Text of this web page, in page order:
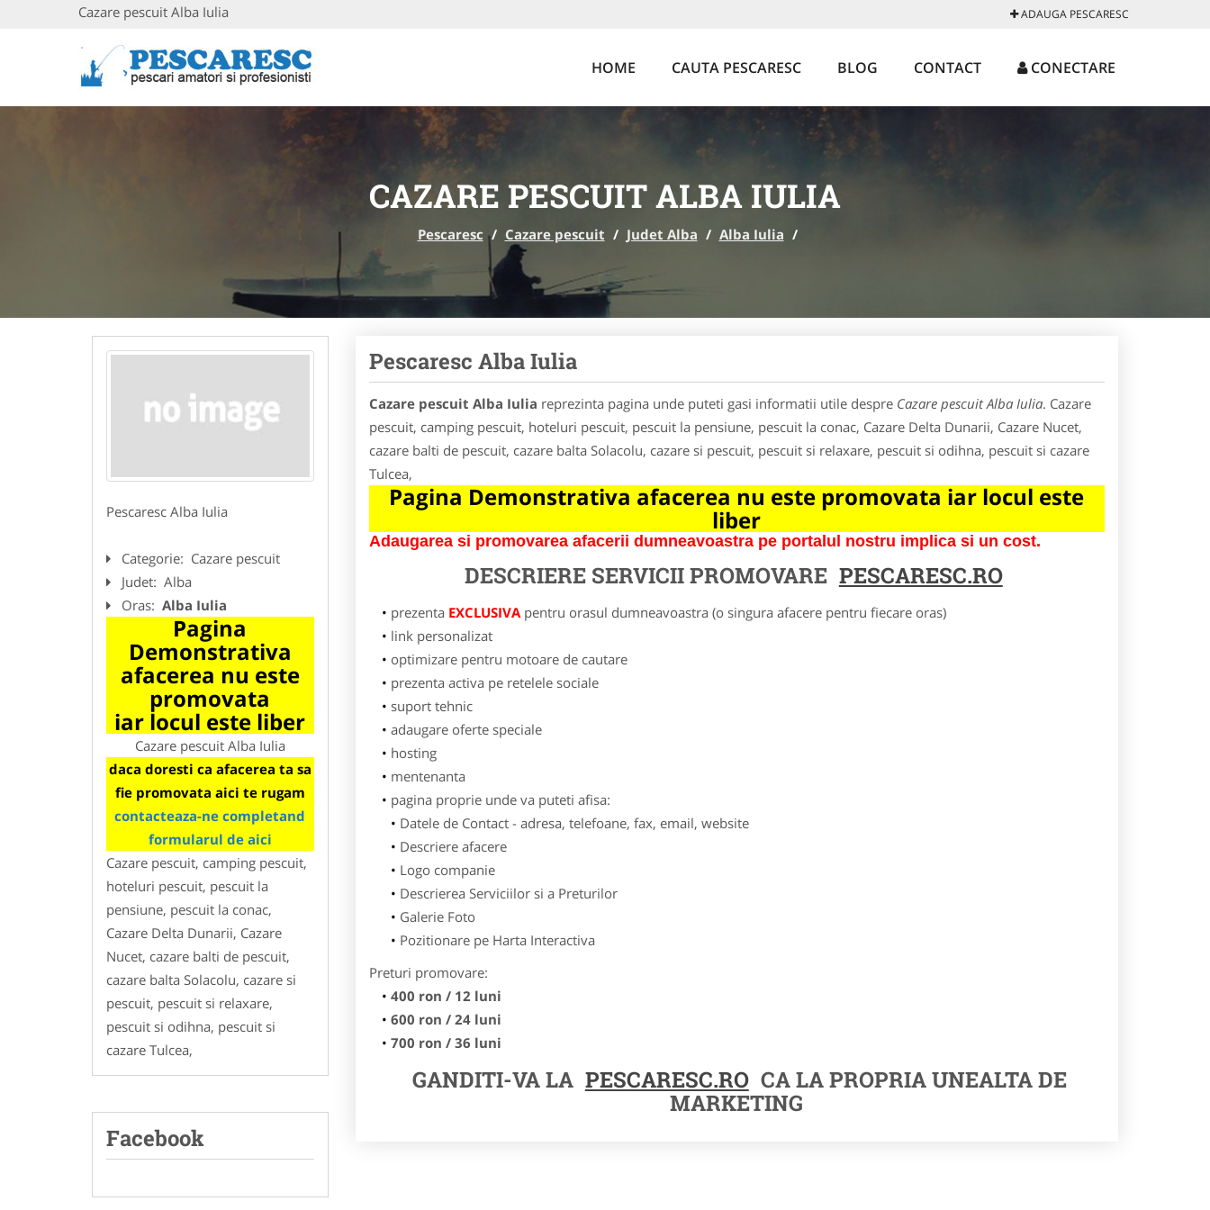
Cazare pescuit Alba Iulia ADAUGA PESCARESC
HOME CAUTA PESCARESC BLOG CONTACT CONECTARE
CAZARE PESCUIT ALBA IULIA
Pescaresc / Cazare pescuit / Judet Alba / Alba Iulia /
Pescaresc Alba Iulia
Categorie: Cazare pescuit
Judet: Alba
Oras: Alba Iulia
Pagina
Demonstrativa
afacerea nu este
promovata
iar locul este liber
Cazare pescuit Alba Iulia
daca doresti ca afacerea ta sa
fie promovata aici te rugam
contacteaza-ne completand
formularul de aici
Cazare pescuit, camping pescuit,
hoteluri pescuit, pescuit la
pensiune, pescuit la conac,
Cazare Delta Dunarii, Cazare
Nucet, cazare balti de pescuit,
cazare balta Solacolu, cazare si
pescuit, pescuit si relaxare,
pescuit si odihna, pescuit si
cazare Tulcea,
Facebook
Pescaresc Alba Iulia
Cazare pescuit Alba Iulia reprezinta pagina unde puteti gasi informatii utile despre Cazare pescuit Alba Iulia. Cazare
pescuit, camping pescuit, hoteluri pescuit, pescuit la pensiune, pescuit la conac, Cazare Delta Dunarii, Cazare Nucet,
cazare balti de pescuit, cazare balta Solacolu, cazare si pescuit, pescuit si relaxare, pescuit si odihna, pescuit si cazare
Tulcea,
Pagina Demonstrativa afacerea nu este promovata iar locul este
liber
Adaugarea si promovarea afacerii dumneavoastra pe portalul nostru implica si un cost.
DESCRIERE SERVICII PROMOVARE PESCARESC.RO
prezenta EXCLUSIVApentru orasul dumneavoastra (o singura afacere pentru fiecare oras)
link personalizat
optimizare pentru motoare de cautare
prezenta activa pe retelele sociale
suport tehnic
adaugare oferte speciale
hosting
mentenanta
pagina proprie unde va puteti afisa:
Datele de Contact - adresa, telefoane, fax, email, website
Descriere afacere
Logo companie
Descrierea Serviciilor si a Preturilor
Galerie Foto
Pozitionare pe Harta Interactiva
Preturi promovare:
400 ron / 12 luni
600 ron / 24 luni
700 ron / 36 luni
GANDITI-VA LA PESCARESC.RO CA LA PROPRIA UNEALTA DE
MARKETING